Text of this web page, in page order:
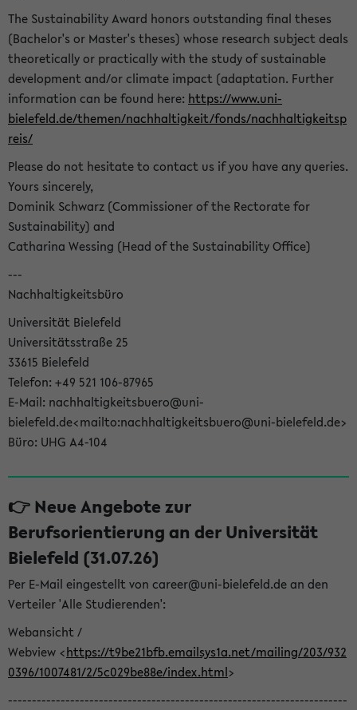
The Sustainability Award honors outstanding final theses
(Bachelor's or Master's theses) whose research subject deals
theoretically or practically with the study of sustainable
development and/or climate impact (adaptation. Further
information can be found here: https://www.uni-
bielefeld.de/themen/nachhaltigkeit/fonds/nachhaltigkeitsp
reis/
Please do not hesitate to contact us if you have any queries.
Yours sincerely,
Dominik Schwarz (Commissioner of the Rectorate for
Sustainability) and
Catharina Wessing (Head of the Sustainability Office)
---
Nachhaltigkeitsbüro
Universität Bielefeld
Universitätsstraße 25
33615 Bielefeld
Telefon: +49 521 106-87965
E-Mail: nachhaltigkeitsbuero@uni-
bielefeld.de<mailto:nachhaltigkeitsbuero@uni-bielefeld.de>
Büro: UHG A4-104
👉 Neue Angebote zur
Berufsorientierung an der Universität
Bielefeld (31.07.26)
Per E-Mail eingestellt von career@uni-bielefeld.de an den
Verteiler 'Alle Studierenden':
Webansicht /
Webview <https://t9be21bfb.emailsys1a.net/mailing/203/932
0396/1007481/2/5c029be88e/index.html>
-----------------------------------------------------------------------